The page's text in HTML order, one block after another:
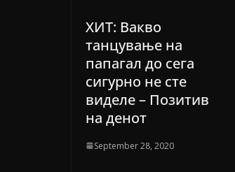
ХИТ: Вакво
танцување на
папагал до сега
сигурно не сте
виделе – Позитив
на денот
September 28, 2020